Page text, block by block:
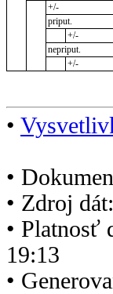
+/-
priput.
+/-
nepriput.
+/-
•
•
• Zdroj
• Platnosť
19:13
•